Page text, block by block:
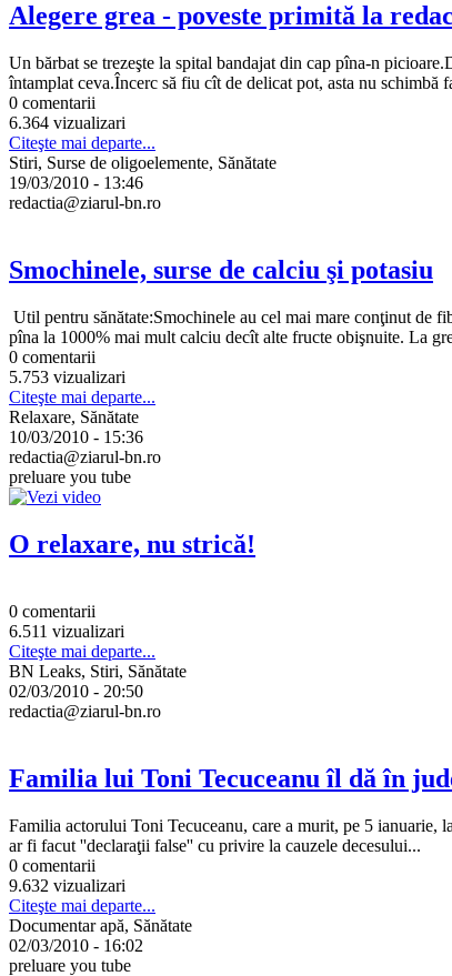
Alegere grea - poveste primită la
Un bărbat se trezeşte la spital bandajat din cap pîna-n
întamplat ceva.Încerc să fiu cît de delicat pot, asta nu schimbă
0 comentarii
6.364 vizualizari
Citeşte mai departe...
Stiri, Surse de oligoelemente, Sănătate
19/03/2010 - 13:46
redactia@ziarul-bn.ro
Smochinele, surse de calciu şi potasiu
Util pentru sănătate:Smochinele au cel mai mare conţinut de
pîna la 1000% mai mult calciu decît alte fructe obişnuite. La
0 comentarii
5.753 vizualizari
Citeşte mai departe...
Relaxare, Sănătate
10/03/2010 - 15:36
redactia@ziarul-bn.ro
preluare you tube
O relaxare, nu strică!
0 comentarii
6.511 vizualizari
Citeşte mai departe...
BN Leaks, Stiri, Sănătate
02/03/2010 - 20:50
redactia@ziarul-bn.ro
Familia lui Toni Tecuceanu îl dă în
Familia actorului Toni Tecuceanu, care a murit, pe 5
ar fi facut ''declaraţii false'' cu privire la cauzele decesului...
0 comentarii
9.632 vizualizari
Citeşte mai departe...
Documentar apă, Sănătate
02/03/2010 - 16:02
preluare you tube